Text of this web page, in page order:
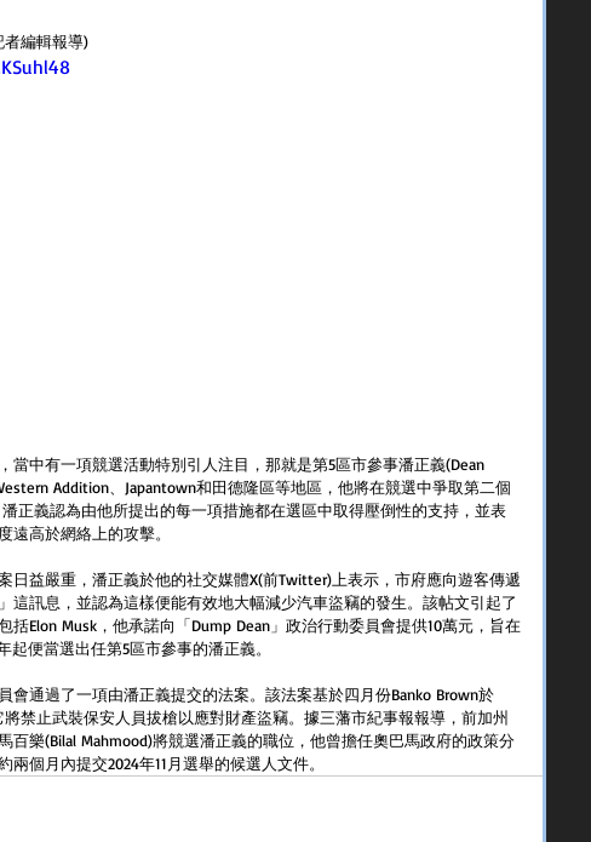
者編輯報導)
當中有一項競選活動特別引人注目，那就是第5區市參事潘正義(Dean
Addition、Japantown和田德隆區等地區，他將在競選中爭取第二個
潘正義認為由他所提出的每一項措施都在選區中取得壓倒性的支持，並表
遠高於網絡上的攻擊。
日益嚴重，潘正義於他的社交媒體X(前Twitter)上表示，市府應向遊客傳遞
這訊息，並認為這樣便能有效地大幅減少汽車盜竊的發生。該帖文引起了
括Elon Musk，他承諾向「Dump Dean」政治行動委員會提供10萬元，旨在
起便當選出任第5區市參事的潘正義。
會通過了一項由潘正義提交的法案。該法案基於四月份Banko Brown於
將禁止武裝保安人員拔槍以應對財產盜竊。據三藩市紀事報報導，前加州
百樂(Bilal Mahmood)將競選潘正義的職位，他曾擔任奧巴馬政府的政策分
個月內提交2024年11月選舉的候選人文件。